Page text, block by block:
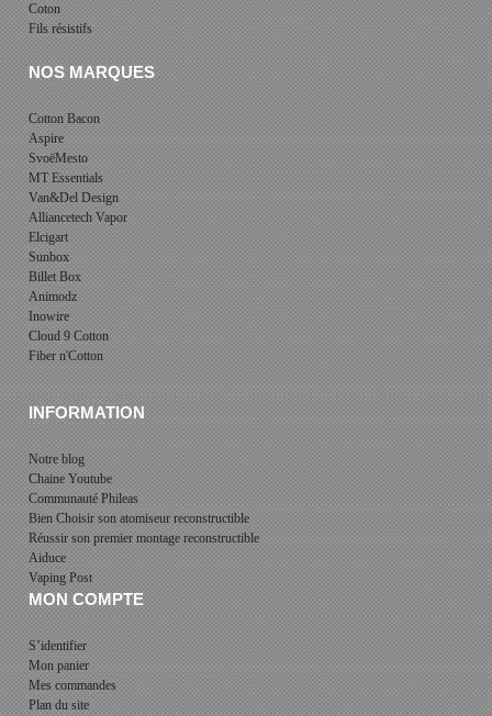
Coton
Fils résistifs
NOS MARQUES
Cotton Bacon
Aspire
SvoëMesto
MT Essentials
Van&Del Design
Alliancetech Vapor
Elcigart
Sunbox
Billet Box
Animodz
Inowire
Cloud 9 Cotton
Fiber n'Cotton
INFORMATION
Notre blog
Chaine Youtube
Communauté Phileas
Bien Choisir son atomiseur reconstructible
Réussir son premier montage reconstructible
Aiduce
Vaping Post
MON COMPTE
S’identifier
Mon panier
Mes commandes
Plan du site